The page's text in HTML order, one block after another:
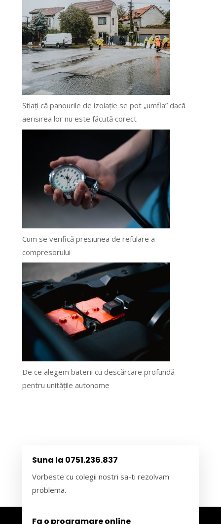
Știați că panourile de izolație se pot „umfla” dacă
aerisirea lor nu este făcută corect
Cum se verifică presiunea de refulare a
compresorului
De ce alegem baterii cu descărcare profundă
pentru unitățile autonome
Suna la 0751.236.837
Vorbeste cu colegii nostri sa-ti rezolvam
problema.
Fa o programare online